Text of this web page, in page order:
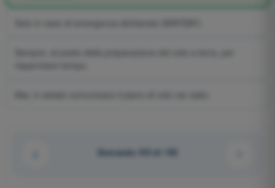
Domanda 103 di 192